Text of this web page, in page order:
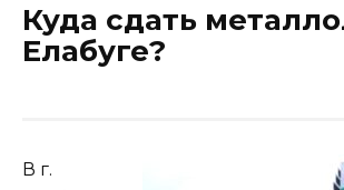
Куда сдать
Елабуге?
В г.